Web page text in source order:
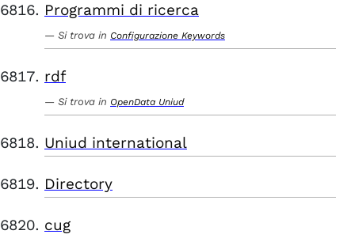
Programmi di ricerca
Si trova in Configurazione Keywords
rdf
Si trova in OpenData Uniud
Uniud international
Directory
cug